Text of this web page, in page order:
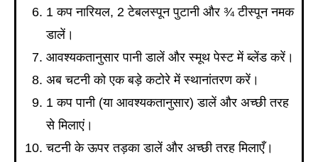
1 कप नारियल, 2 टेबलस्पून पुटानी और ¾ टीस्पून नमक
डालें।
आवश्यकतानुसार पानी डालें और स्मूथ पेस्ट में ब्लेंड करें।
अब चटनी को एक बड़े कटोरे में स्थानांतरण करें।
1 कप पानी (या आवश्यकतानुसार) डालें और अच्छी तरह
से मिलाएं।
चटनी के ऊपर तड़का डालें और अच्छी तरह मिलाएँ।